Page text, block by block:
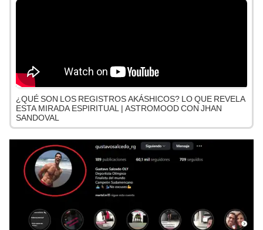
¿QUÉ SON LOS REGISTROS AKÁSHICOS? LO QUE REVELA
ESTA MIRADA ESPIRITUAL | ASTROMOOD CON JHAN
SANDOVAL